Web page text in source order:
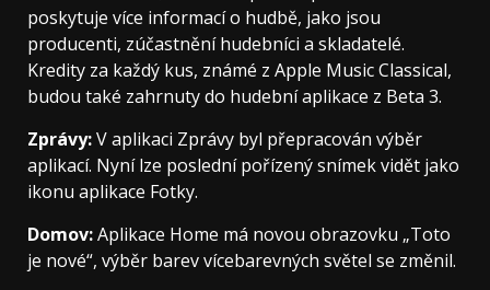
poskytuje více informací o hudbě, jako jsou
producenti, zúčastnění hudebníci a skladatelé.
Kredity za každý kus, známé z Apple Music Classical,
budou také zahrnuty do hudební aplikace z Beta 3.
Zprávy:V aplikaci Zprávy byl přepracován výběr
aplikací. Nyní lze poslední pořízený snímek vidět jako
ikonu aplikace Fotky.
Domov:Aplikace Home má novou obrazovku „Toto
je nové“, výběr barev vícebarevných světel se změnil.